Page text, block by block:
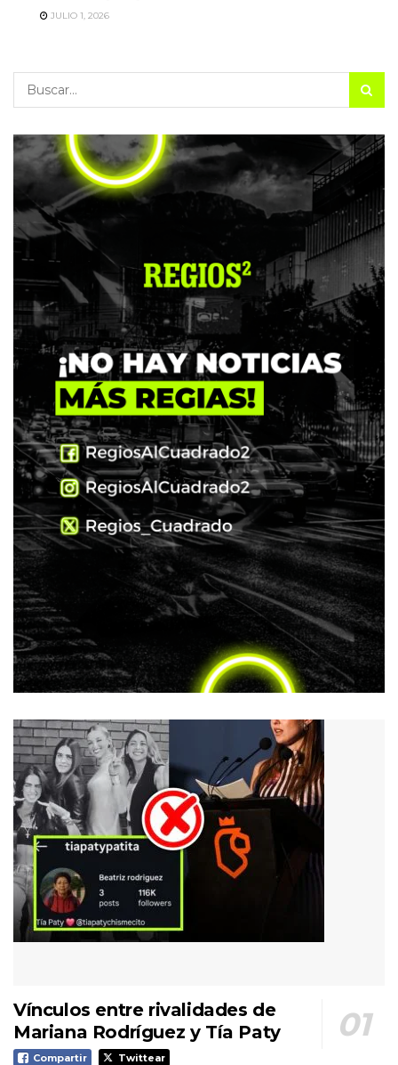
JULIO 1, 2026
Vínculos entre rivalidades de
Mariana Rodríguez y Tía Paty
Compartir Twittear